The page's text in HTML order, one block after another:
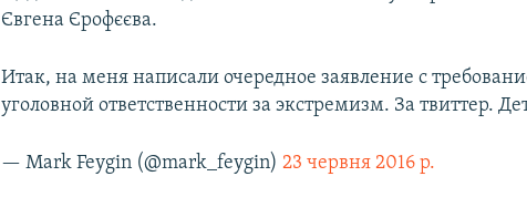
Євгена Єрофєєва.
Итак, на меня написали очередное заявление с
уголовной ответственности за экстремизм. За твиттер.
— Mark Feygin (@mark_feygin)23 червня 2016 р.